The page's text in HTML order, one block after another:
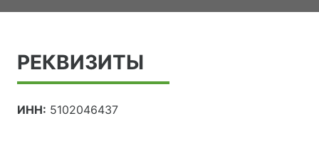
РЕКВИЗИТЫ
ИНН: 5102046437